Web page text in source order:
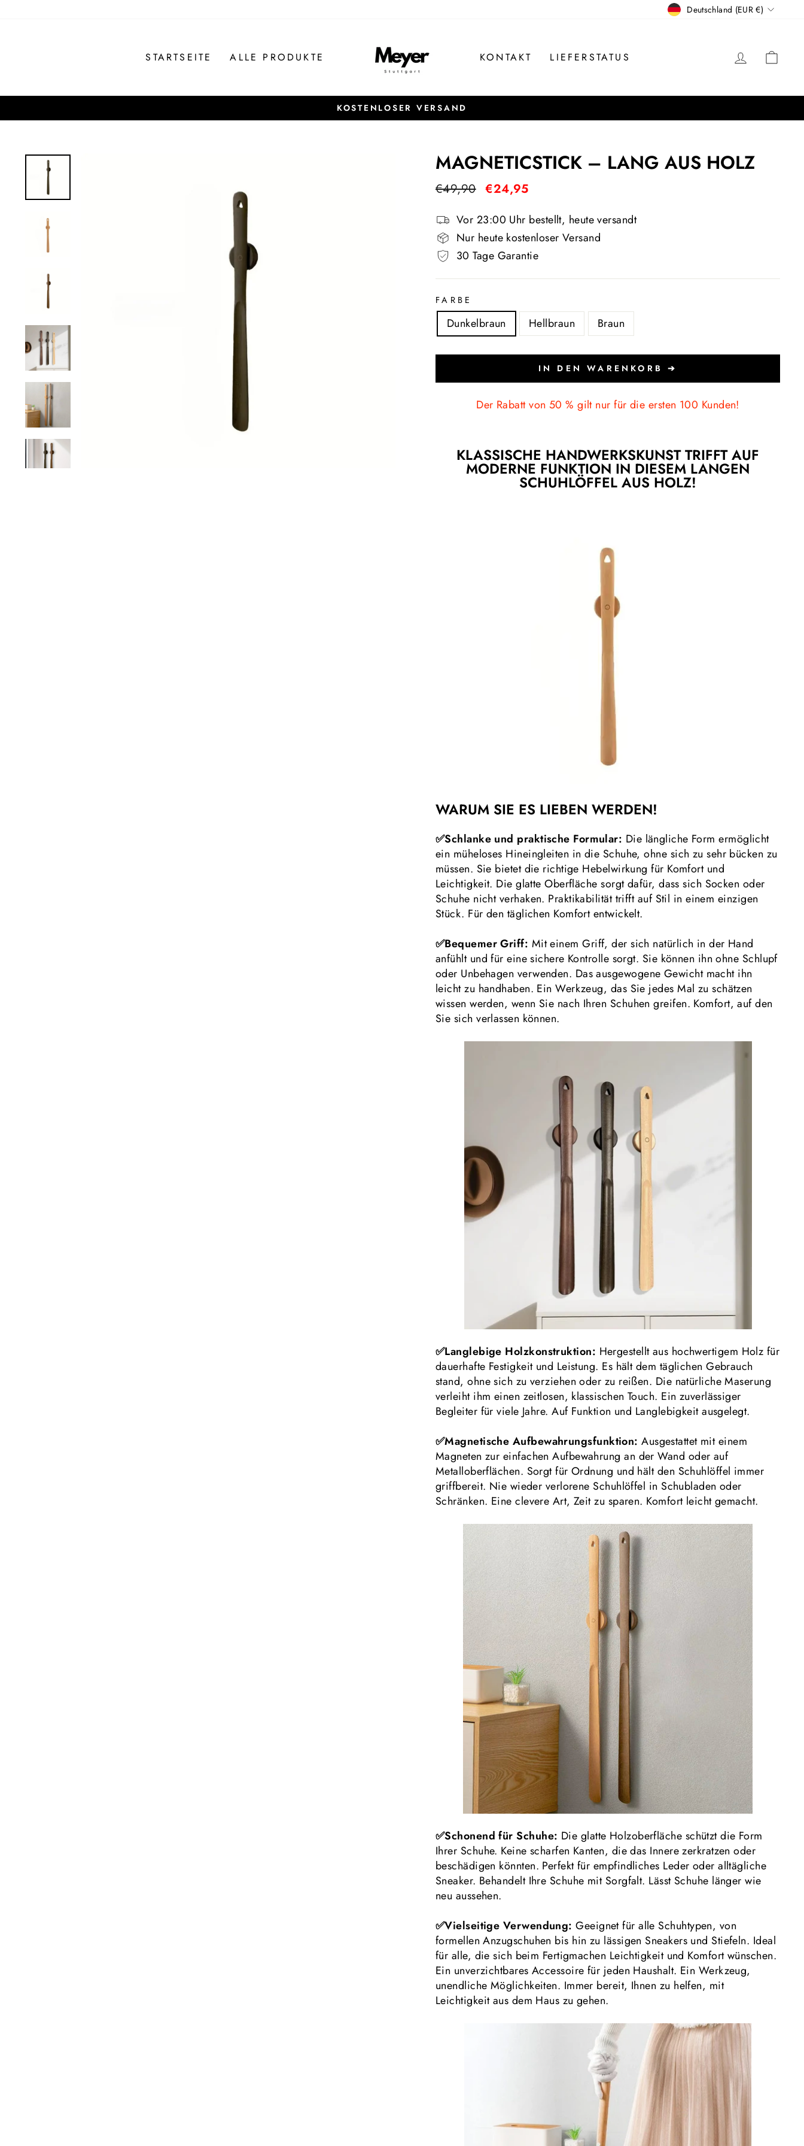
WÄHRUNG
Deutschland (EUR €)
STARTSEITE ALLE PRODUKTE KONTAKT LIEFERSTATUS
Pause
KOSTENLOSER VERSAND
MAGNETICSTICK – LANG AUS HOLZ
Normaler
€49,90 Sonderpreis
€24,95
Vor 23:00 Uhr bestellt, heute versandt
Nur heute kostenloser Versand
30 Tage Garantie
FARBE
Dunkelbraun Hellbraun Braun
IN DEN WARENKORB ➔
Der Rabatt von 50 % gilt nur für die ersten 100 Kunden!
KLASSISCHE HANDWERKSKUNST TRIFFT AUF
MODERNE FUNKTION IN DIESEM LANGEN
SCHUHLÖFFEL AUS HOLZ!
WARUM SIE ES LIEBEN WERDEN!
✅Schlanke und praktische Formular: Die längliche Form ermöglicht
ein müheloses Hineingleiten in die Schuhe, ohne sich zu sehr bücken zu
müssen. Sie bietet die richtige Hebelwirkung für Komfort und
Leichtigkeit. Die glatte Oberfläche sorgt dafür, dass sich Socken oder
Schuhe nicht verhaken. Praktikabilität trifft auf Stil in einem einzigen
Stück. Für den täglichen Komfort entwickelt.
✅Bequemer Griff: Mit einem Griff, der sich natürlich in der Hand
anfühlt und für eine sichere Kontrolle sorgt. Sie können ihn ohne Schlupf
oder Unbehagen verwenden. Das ausgewogene Gewicht macht ihn
leicht zu handhaben. Ein Werkzeug, das Sie jedes Mal zu schätzen
wissen werden, wenn Sie nach Ihren Schuhen greifen. Komfort, auf den
Sie sich verlassen können.
✅Langlebige Holzkonstruktion: Hergestellt aus hochwertigem Holz für
dauerhafte Festigkeit und Leistung. Es hält dem täglichen Gebrauch
stand, ohne sich zu verziehen oder zu reißen. Die natürliche Maserung
verleiht ihm einen zeitlosen, klassischen Touch. Ein zuverlässiger
Begleiter für viele Jahre. Auf Funktion und Langlebigkeit ausgelegt.
✅Magnetische Aufbewahrungsfunktion: Ausgestattet mit einem
Magneten zur einfachen Aufbewahrung an der Wand oder auf
Metalloberflächen. Sorgt für Ordnung und hält den Schuhlöffel immer
griffbereit. Nie wieder verlorene Schuhlöffel in Schubladen oder
Schränken. Eine clevere Art, Zeit zu sparen. Komfort leicht gemacht.
✅Schonend für Schuhe: Die glatte Holzoberfläche schützt die Form
Ihrer Schuhe. Keine scharfen Kanten, die das Innere zerkratzen oder
beschädigen könnten. Perfekt für empfindliches Leder oder alltägliche
Sneaker. Behandelt Ihre Schuhe mit Sorgfalt. Lässt Schuhe länger wie
neu aussehen.
✅Vielseitige Verwendung: Geeignet für alle Schuhtypen, von
formellen Anzugschuhen bis hin zu lässigen Sneakers und Stiefeln. Ideal
für alle, die sich beim Fertigmachen Leichtigkeit und Komfort wünschen.
Ein unverzichtbares Accessoire für jeden Haushalt. Ein Werkzeug,
unendliche Möglichkeiten. Immer bereit, Ihnen zu helfen, mit
Leichtigkeit aus dem Haus zu gehen.